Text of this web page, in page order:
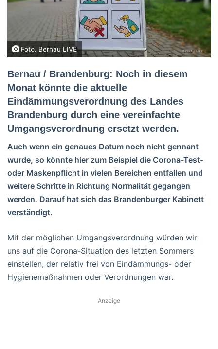
Foto. Bernau LIVE
Bernau / Brandenburg: Noch in diesem
Monat könnte die aktuelle
Eindämmungsverordnung des Landes
Brandenburg durch eine vereinfachte
Umgangsverordnung ersetzt werden.
Auch wenn ein genaues Datum noch nicht gennant
wurde, so könnte hier zum Beispiel die Corona-Test-
oder Maskenpflicht in vielen Bereichen entfallen und
weitere Schritte in Richtung Normalität gegangen
werden. Darauf hat sich das Brandenburger Kabinett
verständigt.
Mit der möglichen Umgangsverordnung würden wir
uns auf die Corona-Situation des letzten Sommers
einstellen, der relativ frei von Eindämmungs- oder
Hygienemaßnahmen oder Verordnungen war.
Anzeige